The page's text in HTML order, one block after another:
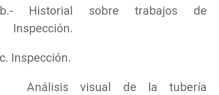
Historial sobre trabajos de
Inspección.
Inspección.
Análisis visual de la tubería